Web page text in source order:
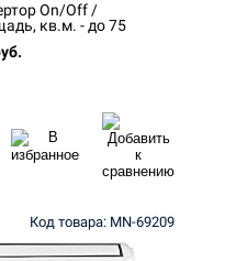
On/Off /
кв.м. - до 75
Код товара: MN-69209